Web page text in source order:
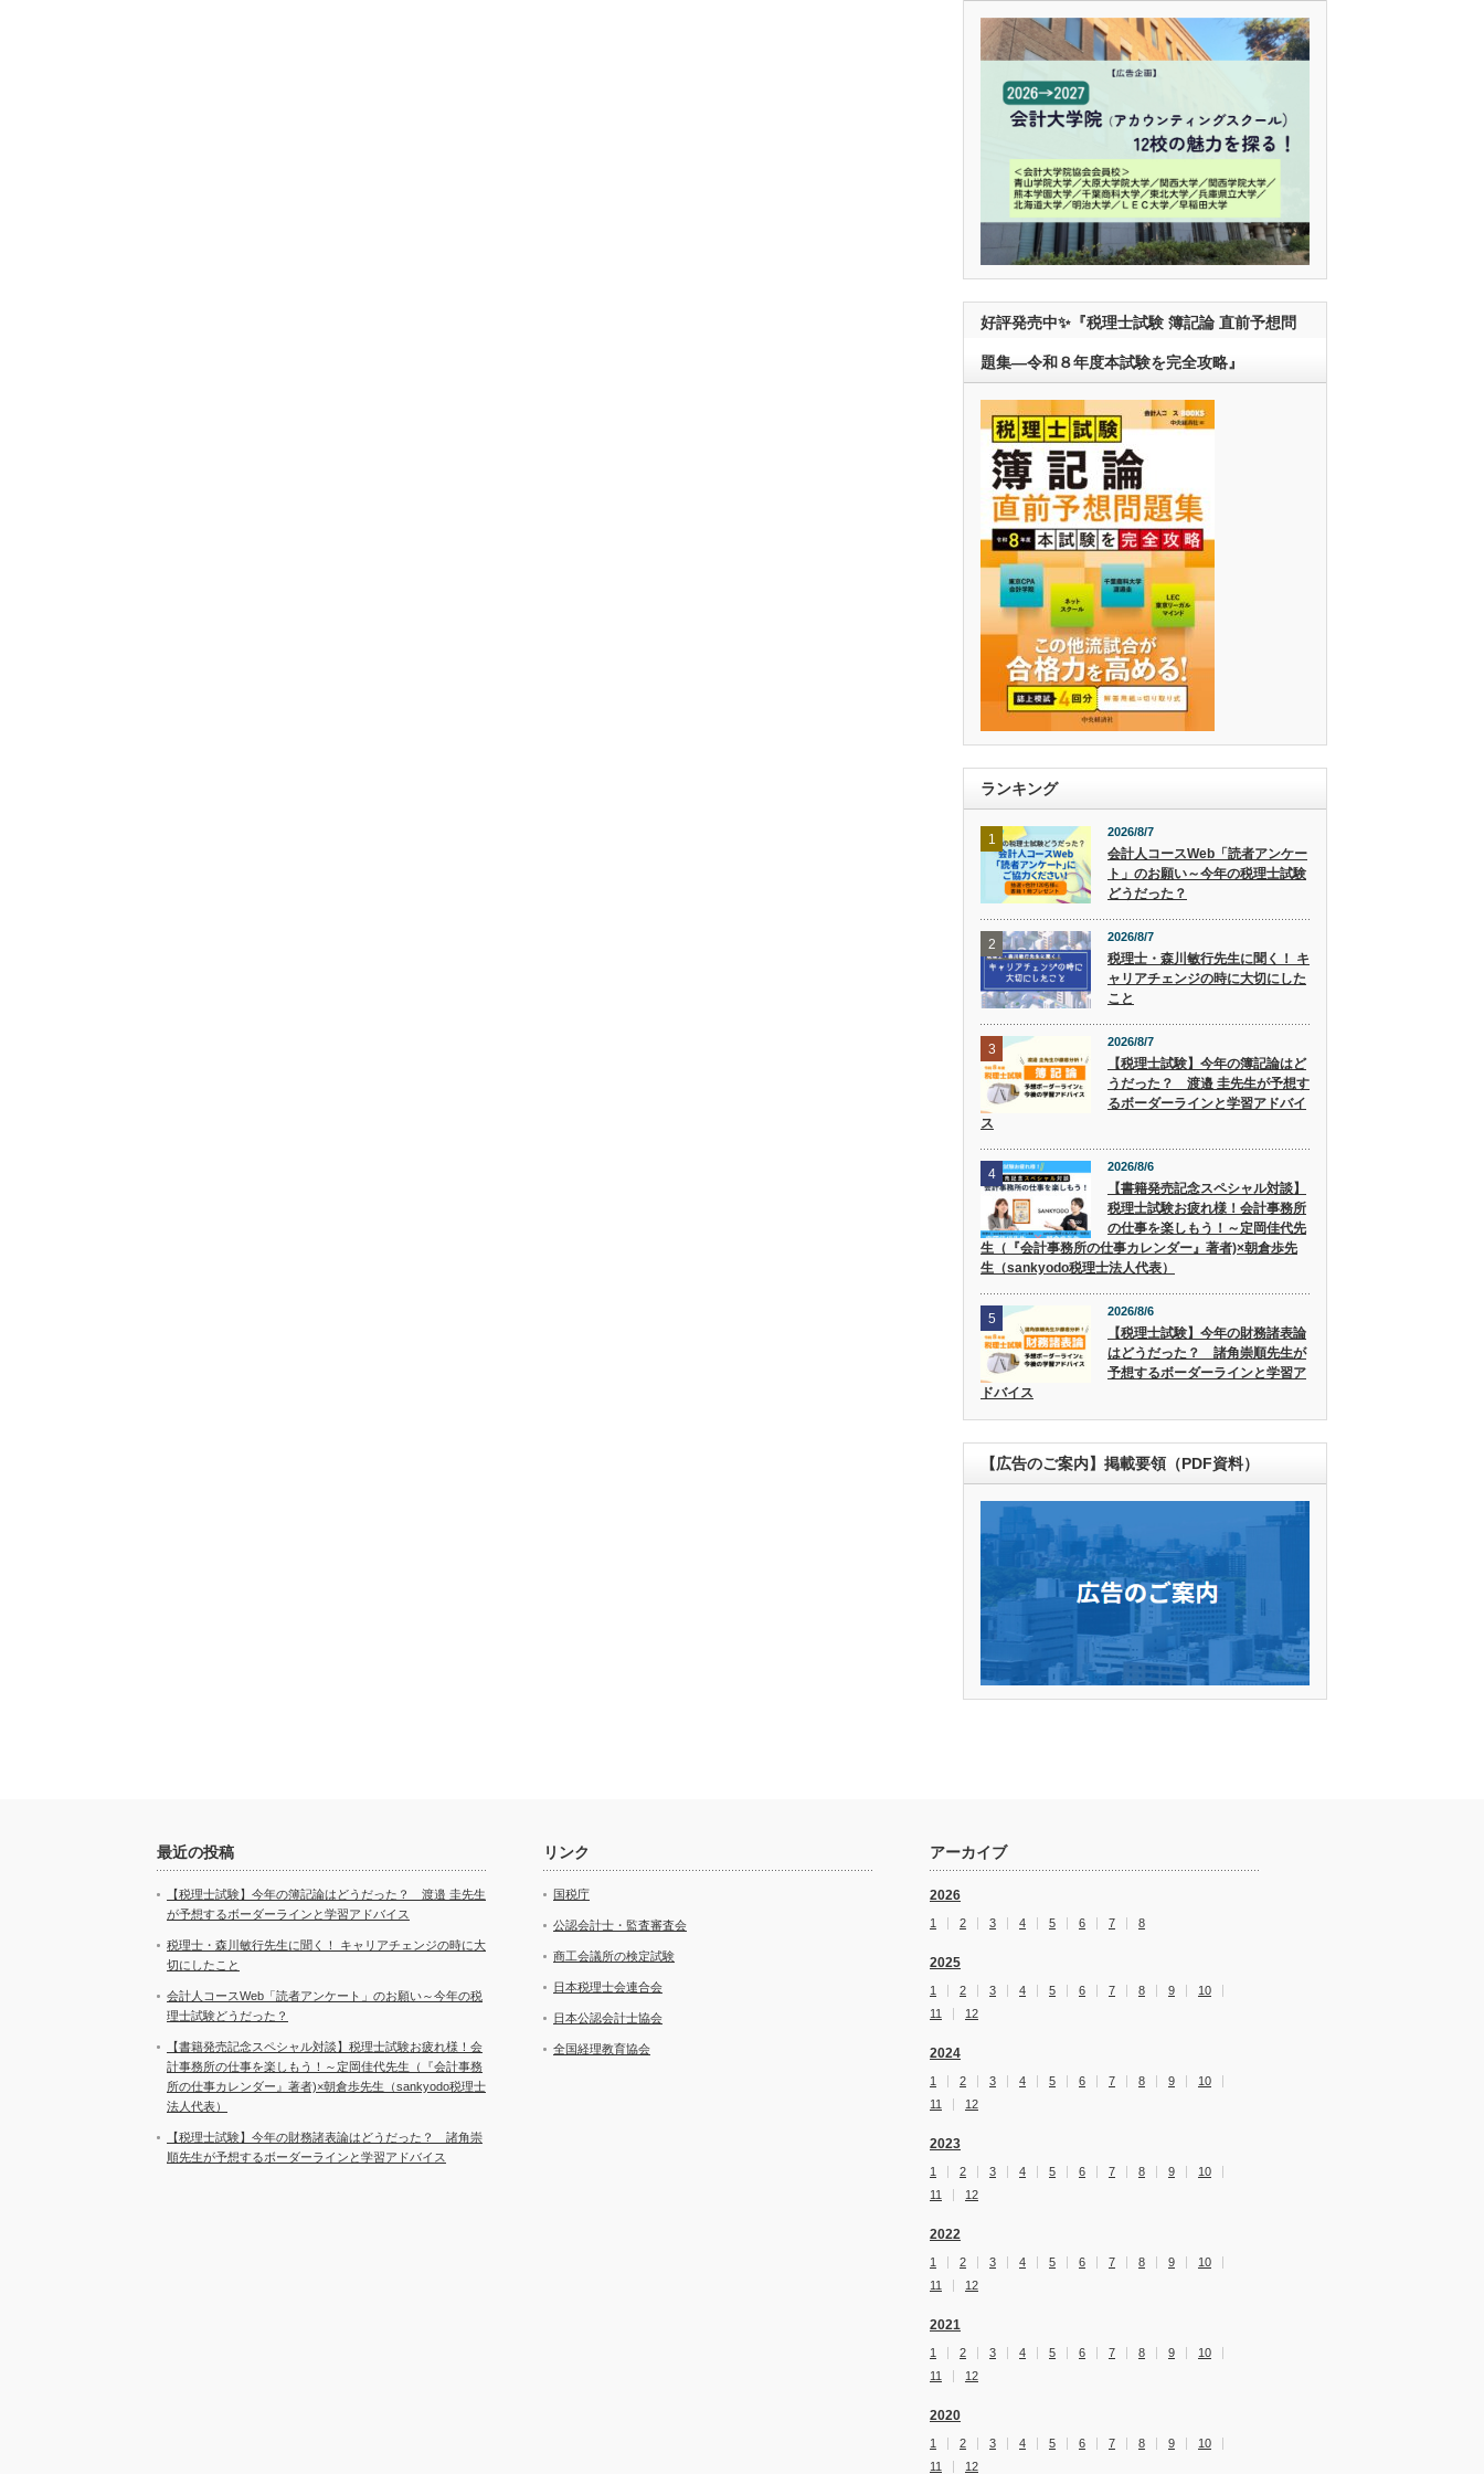
好評発売中✨『税理士試験 簿記論 直前予想問
題集―令和８年度本試験を完全攻略』
ランキング
1 2026/8/7
会計人コースWeb「読者アンケー
ト」のお願い～今年の税理士試験
どうだった？
2 2026/8/7
税理士・森川敏行先生に聞く！ キ
ャリアチェンジの時に大切にした
こと
3 2026/8/7
【税理士試験】今年の簿記論はど
うだった？ 渡邉 圭先生が予想す
るボーダーラインと学習アドバイ
ス
4 2026/8/6
【書籍発売記念スペシャル対談】
税理士試験お疲れ様！会計事務所
の仕事を楽しもう！～定岡佳代先
生（『会計事務所の仕事カレンダー』著者)×朝倉歩先
生（sankyodo税理士法人代表）
5 2026/8/6
【税理士試験】今年の財務諸表論
はどうだった？ 諸角崇順先生が
予想するボーダーラインと学習ア
ドバイス
【広告のご案内】掲載要領（PDF資料）
最近の投稿
【税理士試験】今年の簿記論はどうだった？ 渡邉 圭先生
が予想するボーダーラインと学習アドバイス
税理士・森川敏行先生に聞く！ キャリアチェンジの時に大
切にしたこと
会計人コースWeb「読者アンケート」のお願い～今年の税
理士試験どうだった？
【書籍発売記念スペシャル対談】税理士試験お疲れ様！会
計事務所の仕事を楽しもう！～定岡佳代先生（『会計事務
所の仕事カレンダー』著者)×朝倉歩先生（sankyodo税理士
法人代表）
【税理士試験】今年の財務諸表論はどうだった？ 諸角崇
順先生が予想するボーダーラインと学習アドバイス
リンク
国税庁
公認会計士・監査審査会
商工会議所の検定試験
日本税理士会連合会
日本公認会計士協会
全国経理教育協会
アーカイブ
2026
1 2 3 4 5 6 7 8
2025
1 2 3 4 5 6 7 8 9
10
11
12
2024
1 2 3 4 5 6 7 8 9
10
11
12
2023
1 2 3 4 5 6 7 8 9
10
11
12
2022
1 2 3 4 5 6 7 8 9
10
11
12
2021
1 2 3 4 5 6 7 8 9
10
11
12
2020
1 2 3 4 5 6 7 8 9
10
11
12